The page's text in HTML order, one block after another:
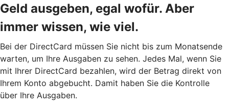
Geld ausgeben, egal wofür. Aber
immer wissen, wie viel.
Bei der DirectCard müssen Sie nicht bis zum Monatsende
warten, um Ihre Ausgaben zu sehen. Jedes Mal, wenn Sie
mit Ihrer DirectCard bezahlen, wird der Betrag direkt von
Ihrem Konto abgebucht. Damit haben Sie die Kontrolle
über Ihre Ausgaben.